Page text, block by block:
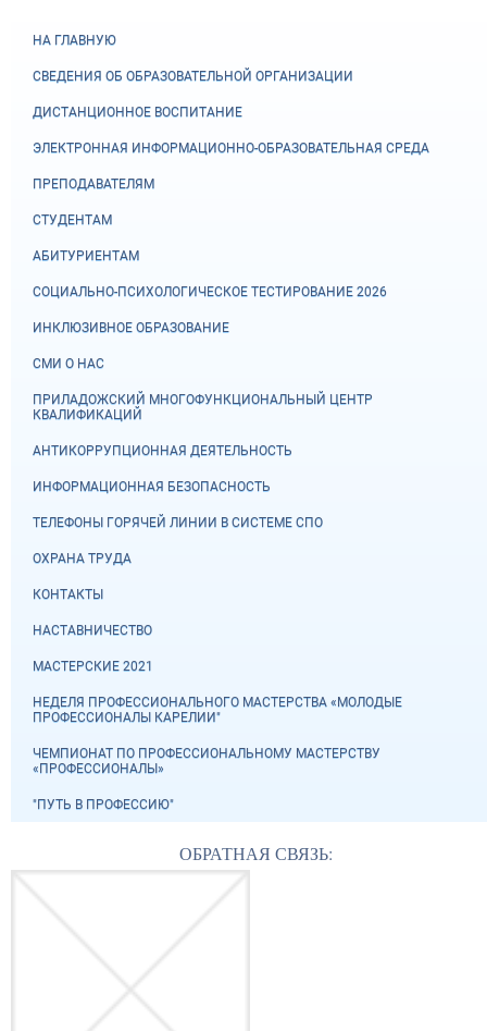
НА ГЛАВНУЮ
СВЕДЕНИЯ ОБ ОБРАЗОВАТЕЛЬНОЙ ОРГАНИЗАЦИИ
ДИСТАНЦИОННОЕ ВОСПИТАНИЕ
ЭЛЕКТРОННАЯ ИНФОРМАЦИОННО-ОБРАЗОВАТЕЛЬНАЯ СРЕДА
ПРЕПОДАВАТЕЛЯМ
СТУДЕНТАМ
АБИТУРИЕНТАМ
СОЦИАЛЬНО-ПСИХОЛОГИЧЕСКОЕ ТЕСТИРОВАНИЕ 2026
ИНКЛЮЗИВНОЕ ОБРАЗОВАНИЕ
СМИ О НАС
ПРИЛАДОЖСКИЙ МНОГОФУНКЦИОНАЛЬНЫЙ ЦЕНТР
КВАЛИФИКАЦИЙ
АНТИКОРРУПЦИОННАЯ ДЕЯТЕЛЬНОСТЬ
ИНФОРМАЦИОННАЯ БЕЗОПАСНОСТЬ
ТЕЛЕФОНЫ ГОРЯЧЕЙ ЛИНИИ В СИСТЕМЕ СПО
ОХРАНА ТРУДА
КОНТАКТЫ
НАСТАВНИЧЕСТВО
МАСТЕРСКИЕ 2021
НЕДЕЛЯ ПРОФЕССИОНАЛЬНОГО МАСТЕРСТВА «МОЛОДЫЕ
ПРОФЕССИОНАЛЫ КАРЕЛИИ"
ЧЕМПИОНАТ ПО ПРОФЕССИОНАЛЬНОМУ МАСТЕРСТВУ
«ПРОФЕССИОНАЛЫ»
"ПУТЬ В ПРОФЕССИЮ"
ОБРАТНАЯ СВЯЗЬ: